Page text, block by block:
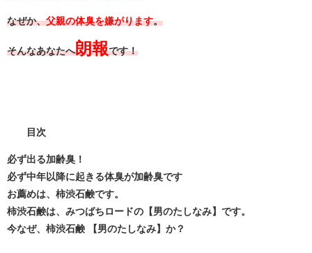
なぜか、父親の体臭を嫌がります。
そんなあなたへ朗報です！
目次
必ず出る加齢臭！
必ず中年以降に起きる体臭が加齢臭です
お薦めは、柿渋石鹸です。
柿渋石鹸は、みつばちロードの【男のたしなみ】です。
今なぜ、柿渋石鹸 【男のたしなみ】か？